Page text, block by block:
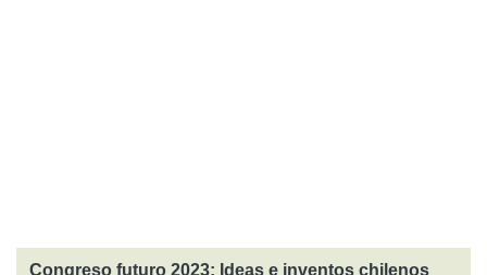
Congreso futuro 2023: Ideas e inventos chilenos